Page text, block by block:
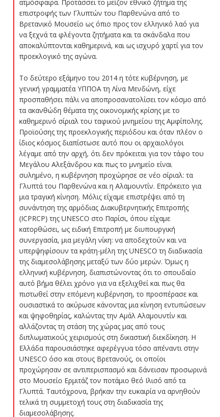
ατμόσφαιρα. Προτάσσει το μείζον εθνικό ζήτημα της
επιστροφής των Γλυπτών του Παρθενώνα από το
Βρετανικό Μουσείο ως όπιο προς τον ελληνικό λαό για
να ξεχνά τα φλέγοντα ζητήματα και τα σκάνδαλα που
αποκαλύπτονται καθημερινά, και ως ισχυρό χαρτί για τον
προεκλογικό της αγώνα.
Το δεύτερο εξάμηνο του 2014 η τότε κυβέρνηση, με
γενική γραμματέα ΥΠΠΟΑ τη Λίνα Μενδώνη, είχε
προσπαθήσει πάλι να αποπροσανατολίσει τον κόσμο από
τα ακανθώδη θέματα της οικονομικής κρίσης με το
καθημερινό σίριαλ του ταφικού μνημείου της Αμφίπολης.
Προϊούσης της προεκλογικής περιόδου και όταν πλέον ο
ίδιος κόσμος διαπίστωσε αυτό που οι αρχαιολόγοι
λέγαμε από την αρχή, ότι δεν πρόκειται για τον τάφο του
Μεγάλου Αλεξάνδρου και πως το μνημείο είναι
συλημένο, η κυβέρνηση προχώρησε σε νέο σίριαλ: τα
Γλυπτά του Παρθενώνα και η Αλαμουντίν. Επρόκειτο για
μια τραγική κίνηση. Μόλις είχαμε επιστρέψει από τη
συνάντηση της αρμόδιας Διακυβερνητικής Επιτροπής
(ΙCPRCP) της UNESCO στο Παρίσι, όπου είχαμε
κατορθώσει, ως ειδική Επιτροπή με διυπουργική
συνεργασία, μια μεγάλη νίκη: να αποδεχτούν και να
υπερψηφίσουν τα κράτη-μέλη της UNESCO τη διαδικασία
της διαμεσολάβησης μεταξύ των δύο μερών. Όμως η
ελληνική κυβέρνηση, διαπιστώνοντας ότι το σπουδαίο
αυτό βήμα θέλει χρόνο για να εξελιχθεί και πως θα
πιστωθεί στην επόμενη κυβέρνηση, το προσπέρασε και
ουσιαστικά το ακύρωσε κάνοντας μια κίνηση εντυπώσεων
και ψηφοθηρίας, καλώντας την Αμάλ Αλαμουντίν και
αλλάζοντας τη στάση της χώρας μας από τους
διπλωματικούς χειρισμούς στη δικαστική διεκδίκηση. Η
Ελλάδα παρουσιάστηκε αφερέγγυα τόσο απέναντι στην
UNESCO όσο και στους Βρετανούς, οι οποίοι
προχώρησαν σε αντιπερισπασμό και δάνεισαν προσωρινά
στο Μουσείο Ερμιτάζ τον ποτάμιο θεό Ιλισό από τα
Γλυπτά. Ταυτόχρονα, βρήκαν την ευκαιρία να αρνηθούν
τελικά τη συμμετοχή τους στη διαδικασία της
διαμεσολάβησης.